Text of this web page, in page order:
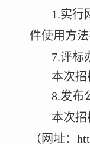
1.实行
件使用方
7.评标
本次招
8.发布
本次
（网址：